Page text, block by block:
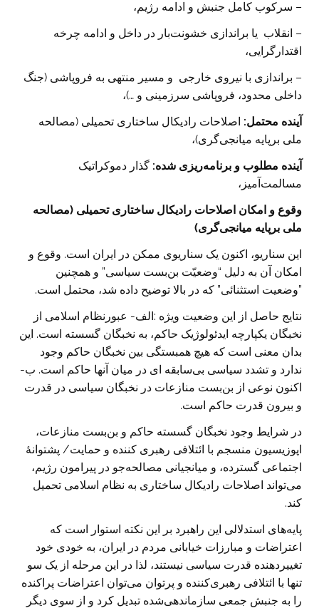
– سرکوب کامل جنبش و ادامه رژیم،
– انقلاب یا براندازی خشونت‌بار در داخل و ادامه چرخه
اقتدارگرایی،
– براندازی با نیروی خارجی و مسیر منتهی به فروپاشی (جنگ
داخلی محدود، فروپاشی سرزمینی و …)،
آینده محتمل: اصلاحات رادیکال ساختاری تحمیلی (مصالحه
ملی برپایه میانجی‌گری)،
آینده مطلوب و برنامه‌ریزی شده: گذار دموکراتیک
مسالمت‌آمیز،
وقوع و امکان اصلاحات رادیکال ساختاری تحمیلی (مصالحه
ملی برپایه میانجی‌گری)
این سناریو، اکنون یک سناریوی ممکن در ایران است. وقوع و
امکان آن به دلیل “وضعیّت بن‌بست سیاسی” و همچنین
”وضعیت استثنائی” که در بالا توضیح داده شد، محتمل است.
نتایج حاصل از این وضعیت ویژه :الف- عبورنظام اسلامی از
نخبگان یکپارچه ایدئولوژیک حاکم، به نخبگان گسسته است. این
بدان معنی است که هیچ همبستگی بین نخبگان حاکم وجود
ندارد و تشدد سیاسی بی‌سابقه ای در میان آنها حاکم است. ب-
اکنون نوعی از بن‌بست منازعات در نخبگان سیاسی در قدرت
و بیرون قدرت حاکم است.
در شرایط وجود نخبگان گسسته حاکم و بن‌بست منازعات،
اپوزیسیون منسجم با ائتلافی رهبری کننده و حمایت/ پشتوانۀ
اجتماعی گسترده، و میانجیانی مصالحه‌جو در پیرامون رژیم،
می‌تواند اصلاحات رادیکال ساختاری به نظام اسلامی تحمیل
کند.
پایه‌های استدلالی این راهبرد بر این نکته استوار است که
اعتراضات و مبارزات خیابانی مردم در ایران، به خودی خود
تغییردهنده قدرت سیاسی نیستند، لذا در این مرحله از یک سو
تنها با ائتلافی رهبری‌کننده و پرتوان می‌توان اعتراضات پراکنده
را به جنبش جمعی سازماندهی‌شده تبدیل کرد و از سوی دیگر